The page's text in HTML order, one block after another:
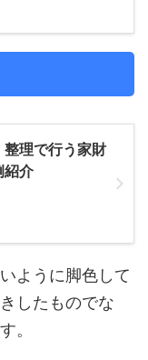
理で行う家財
紹介
ように脚色して
したものでな
。